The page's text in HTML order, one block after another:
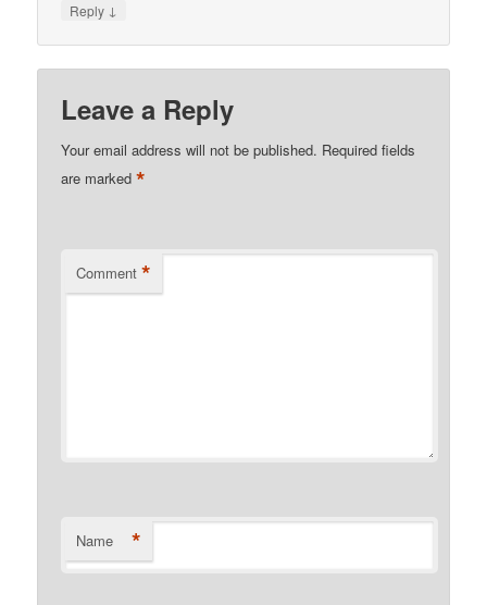
Reply ↓
Leave a Reply
Your email address will not be published. Required fields
are marked*
Comment *
Name *